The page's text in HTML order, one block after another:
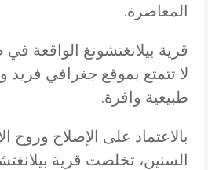
المعاصرة.
قرية بيلانغتشونغ الواقعة
لا تتمتع بموقع جغرافي فريد
طبيعية وافرة.
بالاعتماد على الإصلاح وروح
السنين، تخلصت قرية